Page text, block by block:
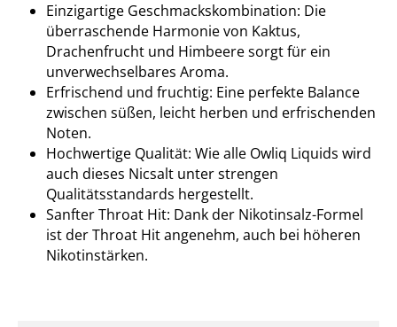
Einzigartige Geschmackskombination: Die
überraschende Harmonie von Kaktus,
Drachenfrucht und Himbeere sorgt für ein
unverwechselbares Aroma.
Erfrischend und fruchtig: Eine perfekte Balance
zwischen süßen, leicht herben und erfrischenden
Noten.
Hochwertige Qualität: Wie alle Owliq Liquids wird
auch dieses Nicsalt unter strengen
Qualitätsstandards hergestellt.
Sanfter Throat Hit: Dank der Nikotinsalz-Formel
ist der Throat Hit angenehm, auch bei höheren
Nikotinstärken.